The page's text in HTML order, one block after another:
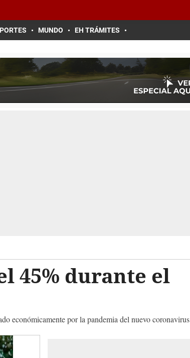
MUNDO EH TRÁMITES
45% durante el
económicamente por la pandemia del nuevo coronavirus